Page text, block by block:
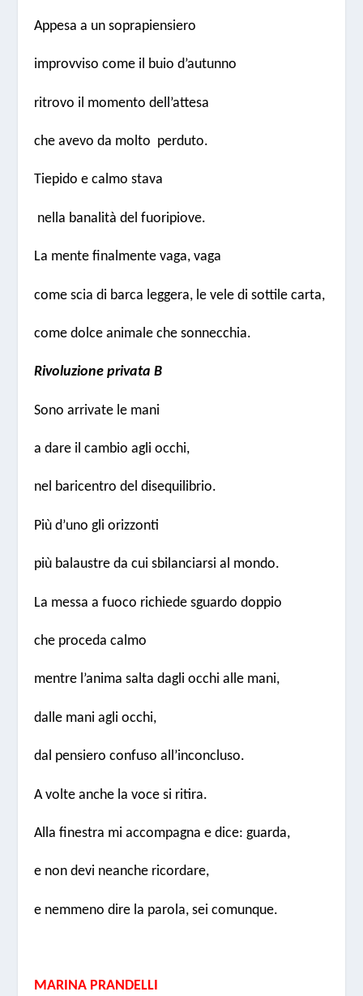
Appesa a un soprapiensiero
improvviso come il buio d’autunno
ritrovo il momento dell’attesa
che avevo da molto perduto.
Tiepido e calmo stava
nella banalità del fuoripiove.
La mente finalmente vaga, vaga
come scia di barca leggera, le vele di sottile carta,
come dolce animale che sonnecchia.
Rivoluzione privata B
Sono arrivate le mani
a dare il cambio agli occhi,
nel baricentro del disequilibrio.
Più d’uno gli orizzonti
più balaustre da cui sbilanciarsi al mondo.
La messa a fuoco richiede sguardo doppio
che proceda calmo
mentre l’anima salta dagli occhi alle mani,
dalle mani agli occhi,
dal pensiero confuso all’inconcluso.
A volte anche la voce si ritira.
Alla finestra mi accompagna e dice: guarda,
e non devi neanche ricordare,
e nemmeno dire la parola, sei comunque.
MARINA PRANDELLI